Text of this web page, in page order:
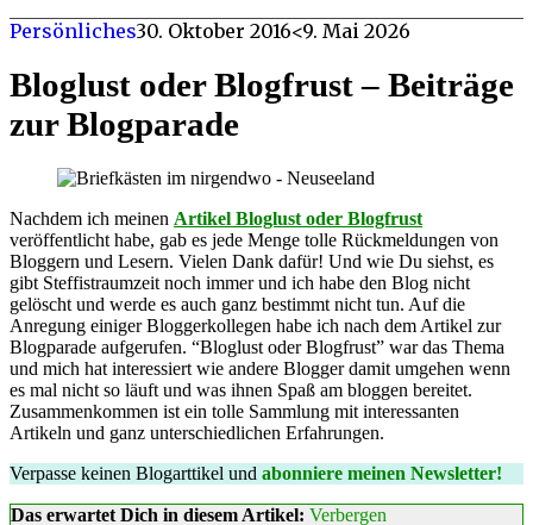
Persönliches30. Oktober 2016<9. Mai 2026
Bloglust oder Blogfrust – Beiträge
zur Blogparade
Nachdem ich meinen Artikel Bloglust oder Blogfrust
veröffentlicht habe, gab es jede Menge tolle Rückmeldungen von
Bloggern und Lesern. Vielen Dank dafür! Und wie Du siehst, es
gibt Steffistraumzeit noch immer und ich habe den Blog nicht
gelöscht und werde es auch ganz bestimmt nicht tun. Auf die
Anregung einiger Bloggerkollegen habe ich nach dem Artikel zur
Blogparade aufgerufen. “Bloglust oder Blogfrust” war das Thema
und mich hat interessiert wie andere Blogger damit umgehen wenn
es mal nicht so läuft und was ihnen Spaß am bloggen bereitet.
Zusammenkommen ist ein tolle Sammlung mit interessanten
Artikeln und ganz unterschiedlichen Erfahrungen.
Verpasse keinen Blogarttikel und abonniere meinen Newsletter!
Das erwartet Dich in diesem Artikel: Verbergen